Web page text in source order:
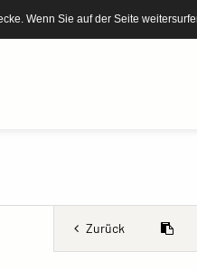
Wenn Sie auf der Seite
Zurück